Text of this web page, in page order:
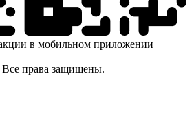
в мобильном приложении
права защищены.